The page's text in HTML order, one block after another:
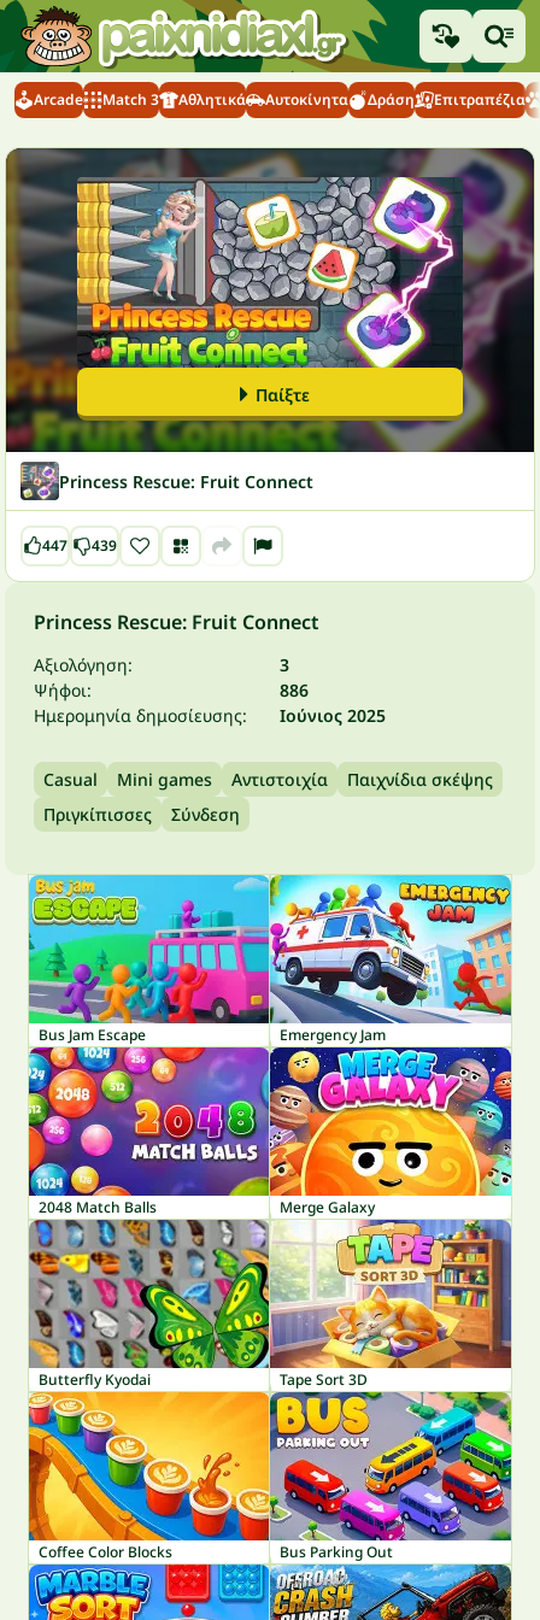
Arcade Match 3 Αθλητικά Αυτοκίνητα Δράση Επιτραπέζια
Παίξτε
Princess Rescue: Fruit Connect
447 439
Princess Rescue: Fruit Connect
Αξιολόγηση:
3
Ψήφοι:
886
Ημερομηνία δημοσίευσης:
Ιούνιος 2025
Casual Mini games Αντιστοιχία
Παιχνίδια σκέψης
Πριγκίπισσες
Σύνδεση
Bus Jam Escape Emergency Jam
2048 Match Balls Merge Galaxy
Butterfly Kyodai Tape Sort 3D
Coffee Color Blocks Bus Parking Out